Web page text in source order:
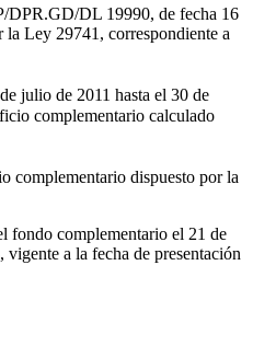
DPR.GD/DL 19990, de fecha 16
Ley 29741, correspondiente a
julio de 2011 hasta el 30 de
complementario calculado
complementario dispuesto por la
fondo complementario el 21 de
a la fecha de presentación